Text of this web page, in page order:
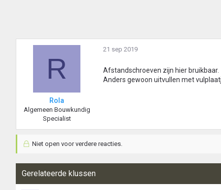
R
Rola
Algemeen Bouwkundig
Specialist
21 sep 2019
Afstandschroeven zijn hier bruikbaar.
Anders gewoon uitvullen met
Niet open voor verdere reacties.
Gerelateerde klussen